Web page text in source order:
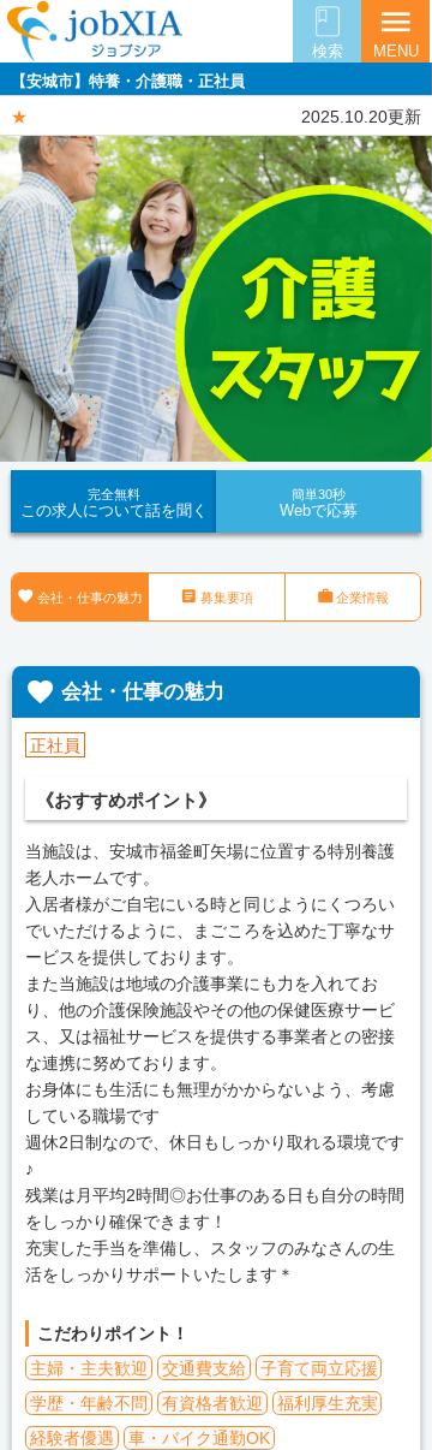
検索
menu
MENU
【安城市】特養・介護職・正社員
★ 2025.10.20更新
完全無料
この求人について話を聞く
簡単30秒
Webで応募
 会社・仕事の魅力  募集要項 企業情報
 会社・仕事の魅力
正社員
《おすすめポイント》
当施設は、安城市福釜町矢場に位置する特別養護
老人ホームです。
入居者様がご自宅にいる時と同じようにくつろい
でいただけるように、まごころを込めた丁寧なサ
ービスを提供しております。
また当施設は地域の介護事業にも力を入れてお
り、他の介護保険施設やその他の保健医療サービ
ス、又は福祉サービスを提供する事業者との密接
な連携に努めております。
お身体にも生活にも無理がかからないよう、考慮
している職場です
週休2日制なので、休日もしっかり取れる環境です
♪
残業は月平均2時間◎お仕事のある日も自分の時間
をしっかり確保できます！
充実した手当を準備し、スタッフのみなさんの生
活をしっかりサポートいたします＊
こだわりポイント！
主婦・主夫歓迎
交通費支給
子育て両立応援
学歴・年齢不問
有資格者歓迎
福利厚生充実
経験者優遇
車・バイク通勤OK